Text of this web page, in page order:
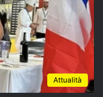
Attualità